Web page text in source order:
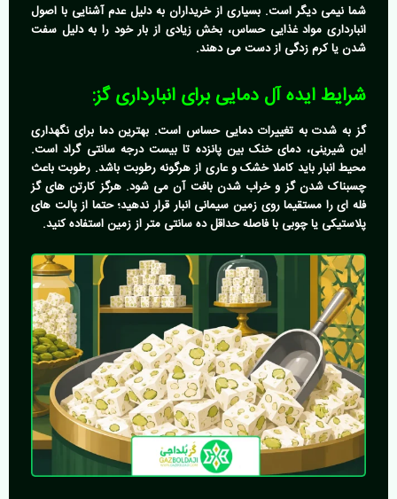
شما نیمی دیگر است. بسیاری از خریداران به دلیل عدم آشنایی با اصول
انبارداری مواد غذایی حساس، بخش زیادی از بار خود را به دلیل سفت
شدن یا کرم زدگی از دست می دهند.
شرایط ایده آل دمایی برای انبارداری گز:
گز به شدت به تغییرات دمایی حساس است. بهترین دما برای نگهداری
این شیرینی، دمای خنک بین پانزده تا بیست درجه سانتی گراد است.
محیط انبار باید کاملا خشک و عاری از هرگونه رطوبت باشد. رطوبت باعث
چسبناک شدن گز و خراب شدن بافت آن می شود. هرگز کارتن های گز
فله ای را مستقیما روی زمین سیمانی انبار قرار ندهید؛ حتما از پالت های
پلاستیکی یا چوبی با فاصله حداقل ده سانتی متر از زمین استفاده کنید.